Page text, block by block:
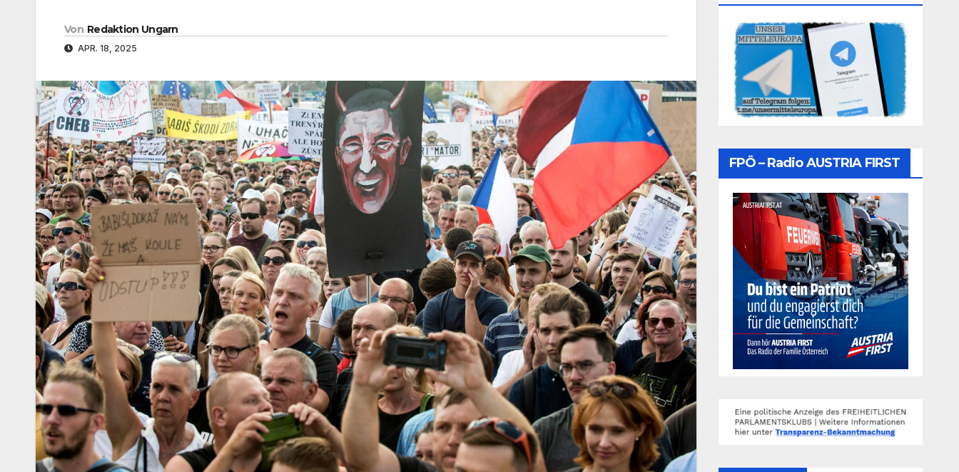
Von Redaktion Ungarn
APR. 18, 2025
FPÖ – Radio AUSTRIA FIRST